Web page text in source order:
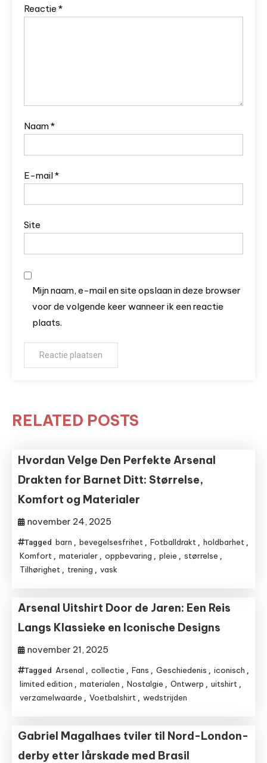
Reactie *
Naam*
E-mail*
Site
Mijn naam, e-mail en site opslaan in deze browser
voor de volgende keer wanneer ik een reactie
plaats.
RELATED POSTS
Hvordan Velge Den Perfekte Arsenal
Drakten for Barnet Ditt: Størrelse,
Komfort og Materialer
november 24, 2025
Tagged barn , bevegelsesfrihet , Fotballdrakt , holdbarhet ,
Komfort , materialer , oppbevaring , pleie , størrelse ,
Tilhørighet , trening , vask
Arsenal Uitshirt Door de Jaren: Een Reis
Langs Klassieke en Iconische Designs
november 21, 2025
Tagged Arsenal , collectie , Fans , Geschiedenis , iconisch ,
limited edition , materialen , Nostalgie , Ontwerp , uitshirt ,
verzamelwaarde , Voetbalshirt , wedstrijden
Gabriel Magalhaes tviler til Nord-London-
derby etter lårskade med Brasil